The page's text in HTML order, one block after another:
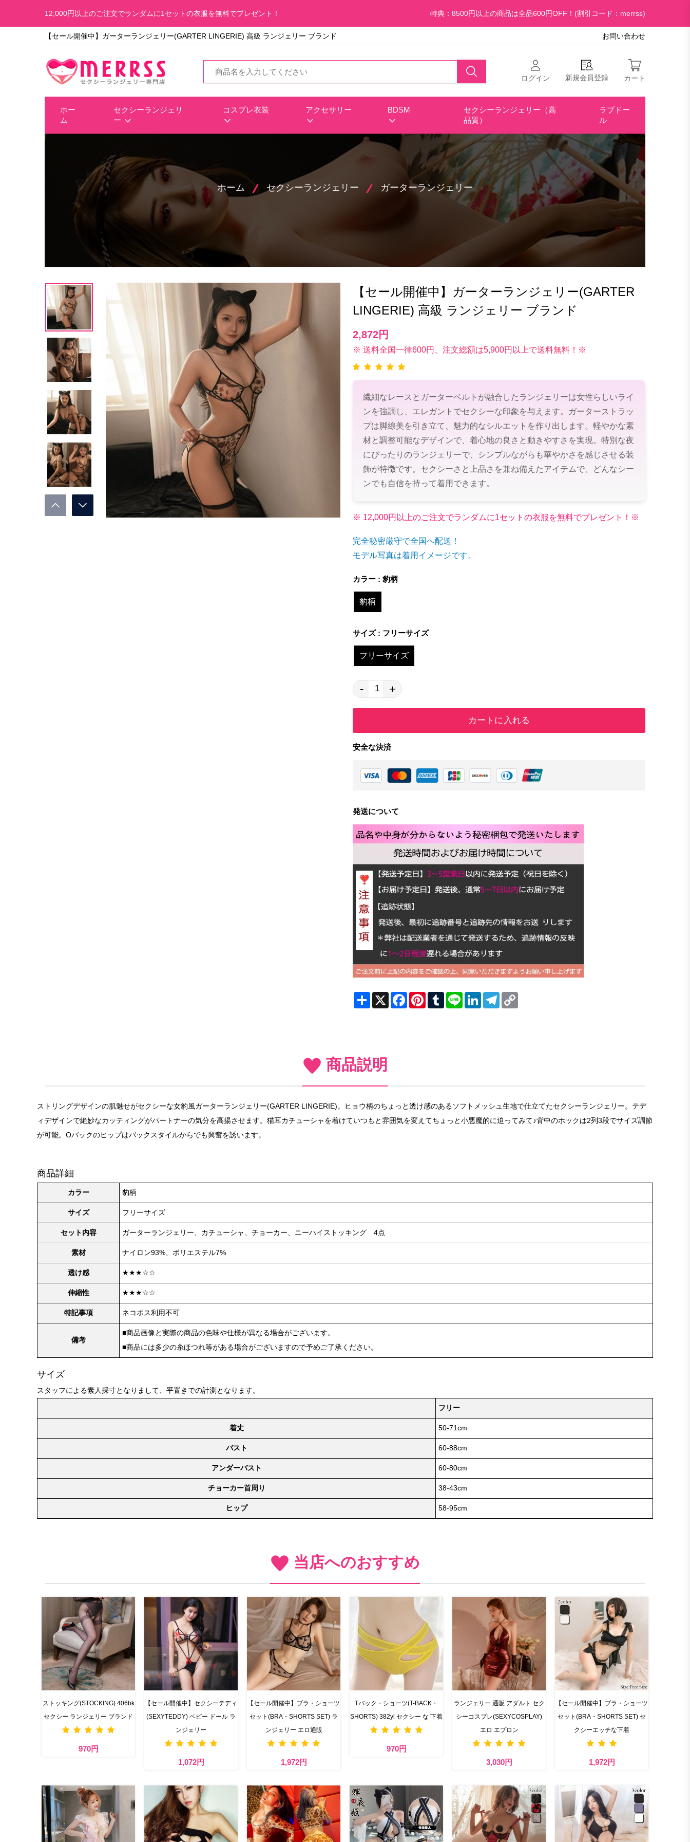
12,000円以上のご注文でランダムに1セットの衣服を無料でプレゼント！ 特典：8500円以上の商品は全品600円OFF！(割引コード：merrss)
【セール開催中】ガーターランジェリー(GARTER LINGERIE) 高級 ランジェリー ブランド お問い合わせ
ログイン 新規会員登録 カート
ホー
ム
セクシーランジェリ
ー
コスプレ衣装 アクセサリー BDSM
セクシーランジェリー（高
品質）
ラブドー
ル
ホーム セクシーランジェリー ガーターランジェリー
【セール開催中】ガーターランジェリー(GARTER
LINGERIE) 高級 ランジェリー ブランド
2,872円
※ 送料全国一律600円、注文総額は5,900円以上で送料無料！※
繊細なレースとガーターベルトが融合したランジェリーは女性らしいライ
ンを強調し、エレガントでセクシーな印象を与えます。ガーターストラッ
プは脚線美を引き立て、魅力的なシルエットを作り出します。軽やかな素
材と調整可能なデザインで、着心地の良さと動きやすさを実現。特別な夜
にぴったりのランジェリーで、シンプルながらも華やかさを感じさせる装
飾が特徴です。セクシーさと上品さを兼ね備えたアイテムで、どんなシー
ンでも自信を持って着用できます。
※ 12,000円以上のご注文でランダムに1セットの衣服を無料でプレゼント！※
完全秘密厳守で全国へ配送！
モデル写真は着用イメージです。
カラー : 豹柄
豹柄
サイズ : フリーサイズ
フリーサイズ
- +
カートに入れる
安全な決済
発送について
ShareX FacebookPinterestTumblrLine LinkedInTelegram
商品説明
ストリングデザインの肌魅せがセクシーな女豹風ガーターランジェリー(GARTER LINGERIE)。ヒョウ柄のちょっと透け感のあるソフトメッシュ生地で仕立てたセクシーランジェリー。テデ
ィデザインで絶妙なカッティングがパートナーの気分を高揚させます。猫耳カチューシャを着けていつもと雰囲気を変えてちょっと小悪魔的に迫ってみて♪背中のホックは2列3段でサイズ調節
が可能。Oバックのヒップはバックスタイルからでも興奮を誘います。
商品詳細
カラー 豹柄
サイズ フリーサイズ
セット内容 ガーターランジェリー、カチューシャ、チョーカー、ニーハイストッキング 4点
素材 ナイロン93%、ポリエステル7%
透け感 ★★★☆☆
伸縮性 ★★★☆☆
特記事項 ネコポス利用不可
備考
■商品画像と実際の商品の色味や仕様が異なる場合がございます。
■商品には多少の糸ほつれ等がある場合がございますので予めご了承ください。
サイズ
スタッフによる素人採寸となりまして、平置きでの計測となります。
フリー
着丈 50-71cm
バスト 60-88cm
アンダーバスト 60-80cm
チョーカー首周り 38-43cm
ヒップ 58-95cm
当店へのおすすめ
ストッキング(STOCKING) 406bk
セクシー ランジェリー ブランド
970円
【セール開催中】セクシーテディ
(SEXYTEDDY) ベビー ドール ラ
ンジェリー
1,072円
【セール開催中】ブラ・ショーツ
セット(BRA・SHORTS SET) ラ
ンジェリー エロ通販
1,972円
Tバック・ショーツ(T-BACK・
SHORTS) 382yl セクシー な 下着
970円
ランジェリー 通販 アダルト セク
シーコスプレ(SEXYCOSPLAY)
エロ エプロン
3,030円
【セール開催中】ブラ・ショーツ
セット(BRA・SHORTS SET) セ
クシーエッチな下着
1,972円